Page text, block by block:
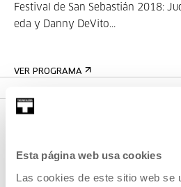
Esta página web usa cookies
Las cookies de este sitio web se
Festival de San Sebastián 2018:
eda y Danny DeVito...
VER PROGRAMA